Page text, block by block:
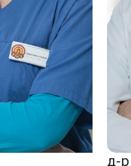
д-